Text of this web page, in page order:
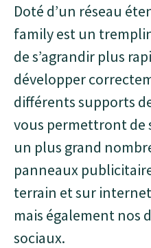
Doté d’un réseau
family est un
de s’agrandir plus
développer
différents supports
vous permettront de
un plus grand
panneaux
terrain et sur
mais également nos
sociaux.